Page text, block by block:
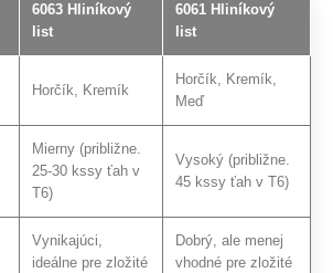
6063 Hliníkový
list
6061 Hliníkový
list
Horčík, Kremík
Horčík, Kremík,
Meď
Mierny (približne.
25-30 kssy ťah v
T6)
Vysoký (približne.
45 kssy ťah v T6)
Vynikajúci,
ideálne pre zložité
Dobrý, ale menej
vhodné pre zložité